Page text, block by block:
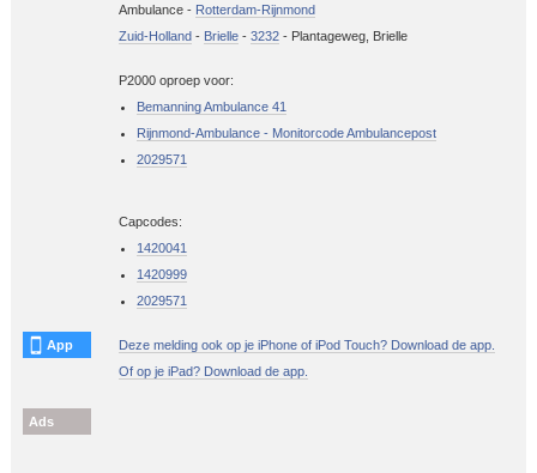
Ambulance - Rotterdam-Rijnmond
Zuid-Holland- Brielle- 3232- Plantageweg, Brielle
P2000 oproep voor:
Bemanning Ambulance 41
Rijnmond-Ambulance - Monitorcode Ambulancepost
2029571
Capcodes:
1420041
1420999
2029571
App
Deze melding ook op je iPhone of iPod Touch? Download de app.
Of op je iPad? Download de app.
Ads